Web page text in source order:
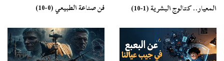
المعيار.. كتالوج البشرية (1-10) فن صناعة الطبيعي (0-10)